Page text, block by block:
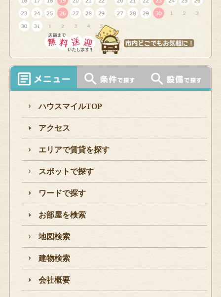
ハウスマイルTOP
アクセス
エリアで賃貸を探す
スポットで探す
ワードで探す
お部屋を検索
地図検索
建物検索
会社概要